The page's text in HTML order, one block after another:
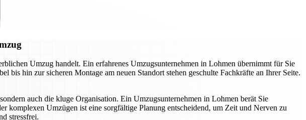
Umzug handelt. Ein erfahrenes Umzugsunternehmen in Lohmen übernimmt für Sie
bis hin zur sicheren Montage am neuen Standort stehen geschulte Fachkräfte an Ihrer Seite.
auch die kluge Organisation. Ein Umzugsunternehmen in Lohmen berät Sie
komplexen Umzügen ist eine sorgfältige Planung entscheidend, um Zeit und Nerven zu
stressfrei.